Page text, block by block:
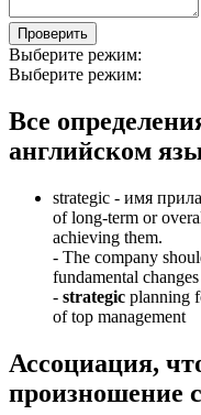
Проверить
Выберите режим:
Выберите режим:
Все
английском
strategic - имя
of long-term or
achieving them.
- The company
fundamental
- strategic planning
of top management
Ассоциация,
произношение